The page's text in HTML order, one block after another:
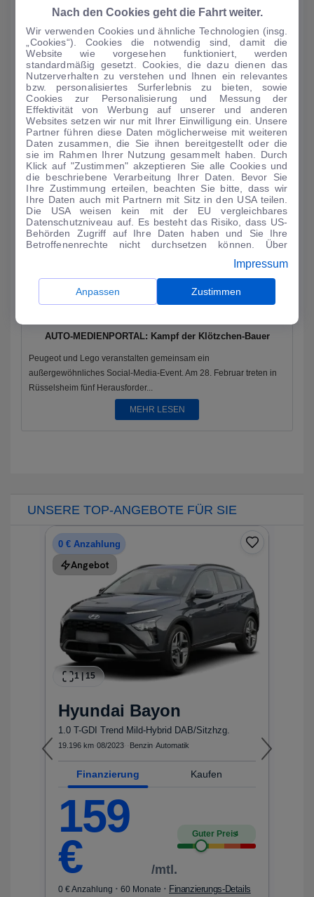
AUTO-MEDIENPORTAL: Genf 2024: Dacia mit drei
Premieren
Als einer der wenigen Autohersteller ist Dacia in der kommenden
Woche auf dem Auto-Salon in Genf vertreten. Auf einem 900
Quadratmeter groß...
MEHR LESEN
AUTO-MEDIENPORTAL: Kampf der Klötzchen-Bauer
Peugeot und Lego veranstalten gemeinsam ein
außergewöhnliches Social-Media-Event. Am 28. Februar treten in
Rüsselsheim fünf Herausforder...
MEHR LESEN
UNSERE TOP-ANGEBOTE FÜR SIE
0 € Anzahlung
Angebot
1|15
Hyundai Bayon
1.0 T-GDI Trend Mild-Hybrid DAB/Sitzhzg.
19.196 km 08/2023 Benzin Automatik
Finanzierung Kaufen
159
€ /mtl.
Guter Preis4
0 € Anzahlung · 60 Monate · Finanzierungs-Details
Nach den Cookies geht die Fahrt weiter.
Wir verwenden Cookies und ähnliche Technologien (insg.
„Cookies“). Cookies die notwendig sind, damit die
Website wie vorgesehen funktioniert, werden
standardmäßig gesetzt. Cookies, die dazu dienen das
Nutzerverhalten zu verstehen und Ihnen ein relevantes
bzw. personalisiertes Surferlebnis zu bieten, sowie
Cookies zur Personalisierung und Messung der
Effektivität von Werbung auf unserer und anderen
Websites setzen wir nur mit Ihrer Einwilligung ein. Unsere
Partner führen diese Daten möglicherweise mit weiteren
Daten zusammen, die Sie ihnen bereitgestellt oder die
sie im Rahmen Ihrer Nutzung gesammelt haben. Durch
Klick auf "Zustimmen" akzeptieren Sie alle Cookies und
die beschriebene Verarbeitung Ihrer Daten. Bevor Sie
Ihre Zustimmung erteilen, beachten Sie bitte, dass wir
Ihre Daten auch mit Partnern mit Sitz in den USA teilen.
Die USA weisen kein mit der EU vergleichbares
Datenschutzniveau auf. Es besteht das Risiko, dass US-
Behörden Zugriff auf Ihre Daten haben und Sie Ihre
Betroffenenrechte nicht durchsetzen können. Über
anpassen. Dies ist auch später jederzeit im Bereich
Cookie-Richtliniemöglich. Weitere Informationen finden
Sie in unsererDatenschutzerklärung .
Impressum
Anpassen Zustimmen